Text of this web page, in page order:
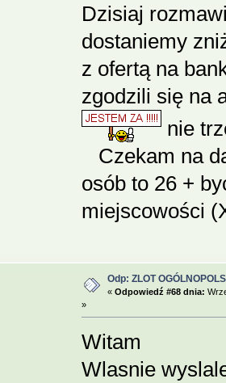
Dzisiaj
dostaniemy
z ofertą na
zgodzili się na
nie
Czekam na
osób to 26 +
miejscowości
Odp: ZLOT
« Odpowiedź #68 dnia:
»
Witam
Wlasnie